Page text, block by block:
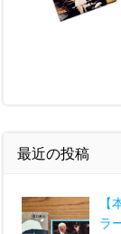
最近の投稿
ラ